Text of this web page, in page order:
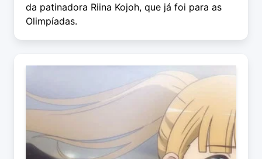
da patinadora Riina Kojoh, que já foi para as
Olimpíadas.